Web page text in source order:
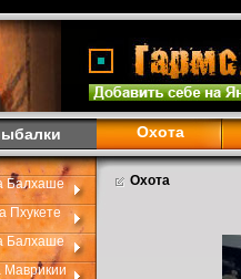
Охота
Балхаше
Пхукете
Балхаше
Маврикии
Охота